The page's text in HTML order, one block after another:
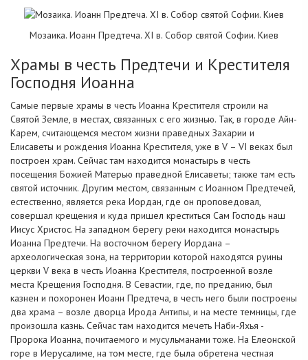
Мозаика. Иоанн Предтеча. XI в. Собор святой Софии. Киев
Храмы в честь Предтечи и Крестителя
Господня Иоанна
Самые первые храмы в честь Иоанна Крестителя строили на
Святой Земле, в местах, связанных с его жизнью. Так, в городе Айн-
Карем, считающемся местом жизни праведных Захарии и
Елисаветы и рождения Иоанна Крестителя, уже в V – VI веках был
построен храм. Сейчас там находится монастырь в честь
посещения Божией Матерью праведной Елисаветы; также там есть
святой источник. Другим местом, связанным с Иоанном Предтечей,
естественно, является река Иордан, где он проповедовал,
совершал крещения и куда пришел креститься Сам Господь наш
Иисус Христос. На западном берегу реки находится монастырь
Иоанна Предтечи. На восточном берегу Иордана –
археологическая зона, на территории которой находятся руины
церкви V века в честь Иоанна Крестителя, построенной возле
места Крещения Господня. В Севастии, где, по преданию, был
казнен и похоронен Иоанн Предтеча, в честь него были построены
два храма – возле дворца Ирода Антипы, и на месте темницы, где
произошла казнь. Сейчас там находится мечеть Наби-Яхья -
Пророка Иоанна, почитаемого и мусульманами тоже. На Елеонской
горе в Иерусалиме, на том месте, где была обретена честная